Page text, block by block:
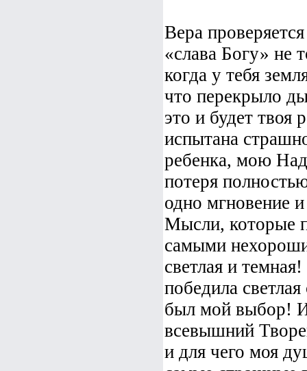
Вера
«слава Богу» не
когда у тебя
что перекрыло
это и будет твоя
испытана
ребенка, мою
потеря
одно мгновение
Мысли, которые
самыми
светлая и
победила
был мой выбор! И
всевышний
и для чего моя